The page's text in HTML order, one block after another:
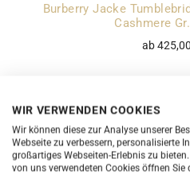
Burberry Jacke
Cashmere
ab
WIR VERWENDEN COOKIES
Wir können diese zur Analyse unserer
Webseite zu verbessern, personalisierte
großartiges Webseiten-Erlebnis zu
von uns verwendeten Cookies öffnen Sie